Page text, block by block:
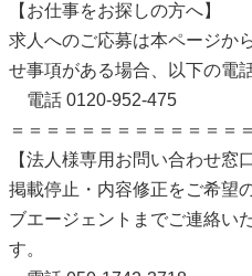
【お仕事をお探しの方へ】
求人へのご応募は本ページか
せ事項がある場合、以下の電
電話 0120-952-475
＝＝＝＝＝＝＝＝＝＝＝＝＝
【法人様専用お問い合わせ窓口
掲載停止・内容修正をご希望
ブエージェントまでご連絡い
す。